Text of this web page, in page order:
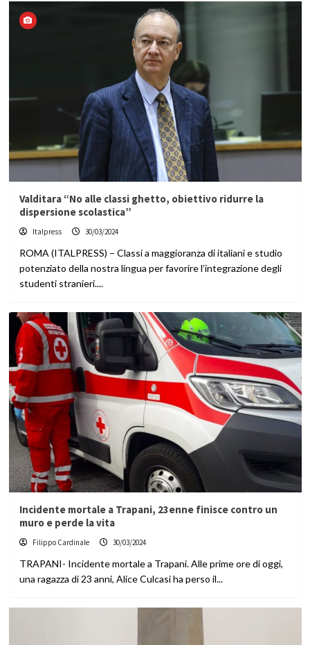
Valditara “No alle classi ghetto, obiettivo ridurre la
dispersione scolastica”
Italpress 30/03/2024
ROMA (ITALPRESS) – Classi a maggioranza di italiani e studio
potenziato della nostra lingua per favorire l’integrazione degli
studenti stranieri....
Incidente mortale a Trapani, 23enne finisce contro un
muro e perde la vita
Filippo Cardinale 30/03/2024
TRAPANI- Incidente mortale a Trapani. Alle prime ore di oggi,
una ragazza di 23 anni, Alice Culcasi ha perso il...